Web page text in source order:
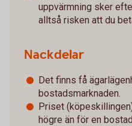
uppvärmning sker
alltså risken att du
Nackdelar
Det finns få
bostadsmarknaden.
Priset
högre än för en